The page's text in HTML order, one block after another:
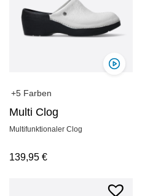
+5 Farben
Multi Clog
Multifunktionaler Clog
139,95 €